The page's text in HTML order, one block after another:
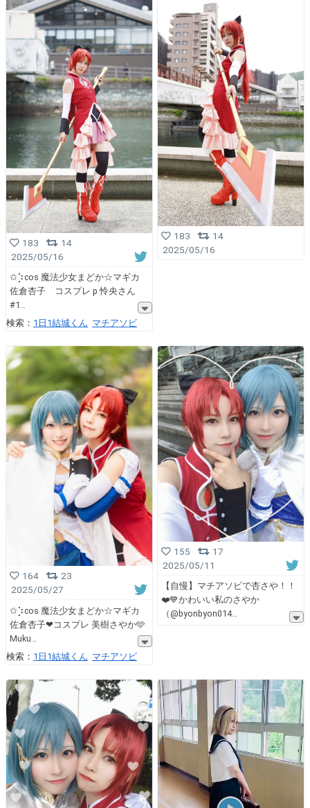
183
14
2025/05/16
✩⡱cos 魔法少女まどか☆マギカ
佐倉杏子 コスプレ p 怜央さん
#1
検索： 1日1結城くん マチアソビ
183
14
2025/05/16
164
23
2025/05/27
✩⡱cos 魔法少女まどか☆マギカ
佐倉杏子❤コスプレ 美樹さやか🩵
Muku
検索： 1日1結城くん マチアソビ
155
17
2025/05/11
【自慢】マチアソビで杏さや！！
❤️💙かわいい私のさやか
（@byonbyon014